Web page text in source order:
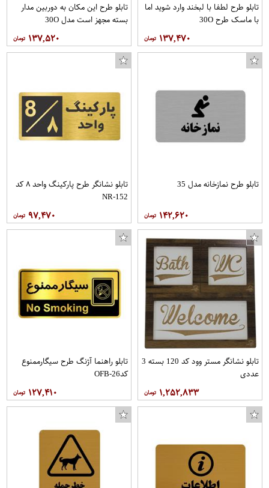
تابلو طرح لطفا با لبخند وارد شوید اما
با ماسک طرح 30O
۱۳۷,۴۷۰
تابلو طرح این مکان به دوربین مدار
بسته مجهز است مدل 30O
۱۳۷,۵۲۰
تابلو طرح نمازخانه مدل 35
۱۴۲,۶۲۰
تابلو نشانگر طرح پارکینگ واحد ۸ کد
NR-152
۹۷,۴۷۰
تابلو نشانگر مستر وود کد 120 بسته 3
عددی
۱,۲۵۲,۸۳۳
تابلو راهنما آژنگ طرح سیگارممنوع
کدOFB-26
۱۲۷,۴۱۰